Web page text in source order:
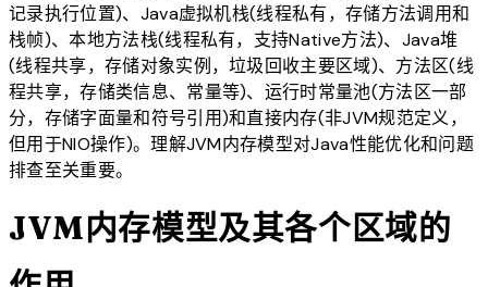
记录执行位置)、Java虚拟机栈(线程私有，存储方法调用和
栈帧)、本地方法栈(线程私有，支持Native方法)、Java堆
(线程共享，存储对象实例，垃圾回收主要区域)、方法区(线
程共享，存储类信息、常量等)、运行时常量池(方法区一部
分，存储字面量和符号引用)和直接内存(非JVM规范定义，
但用于NIO操作)。理解JVM内存模型对Java性能优化和问题
排查至关重要。
JVM内存模型及其各个区域的